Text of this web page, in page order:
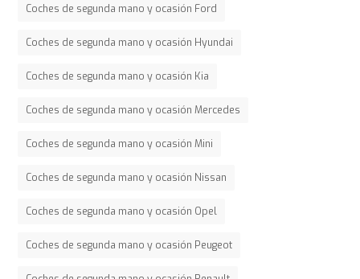
Coches de segunda mano y ocasión Ford
Coches de segunda mano y ocasión Hyundai
Coches de segunda mano y ocasión Kia
Coches de segunda mano y ocasión Mercedes
Coches de segunda mano y ocasión Mini
Coches de segunda mano y ocasión Nissan
Coches de segunda mano y ocasión Opel
Coches de segunda mano y ocasión Peugeot